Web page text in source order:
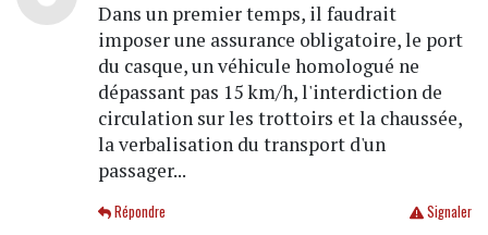
Dans un premier temps, il faudrait
imposer une assurance obligatoire, le port
du casque, un véhicule homologué ne
dépassant pas 15 km/h, l'interdiction de
circulation sur les trottoirs et la chaussée,
la verbalisation du transport d'un
passager...
Signaler
Répondre